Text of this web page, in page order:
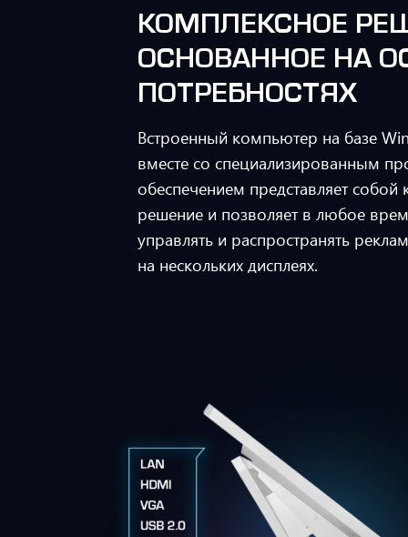
КОМПЛЕКСНОЕ
ОСНОВАННОЕ НА
ПОТРЕБНОСТЯХ
Встроенный компьютер на базе
вместе со специализированным
обеспечением представляет собой
решение и позволяет в любое
управлять и распространять
на нескольких дисплеях.